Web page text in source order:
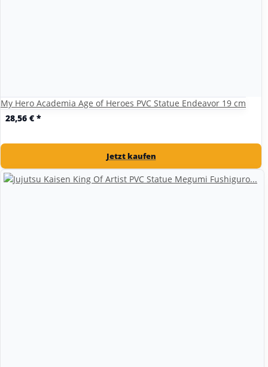
My Hero Academia Age of Heroes PVC Statue Endeavor 19 cm
28,56 € *
Jetzt kaufen